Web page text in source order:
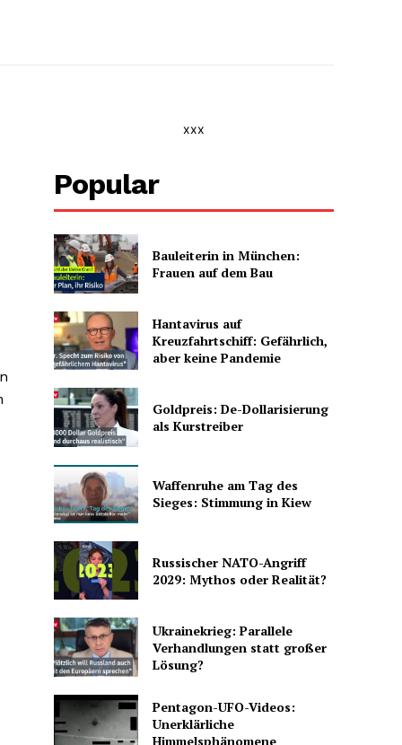
xxx
Popular
Bauleiterin in München:
Frauen auf dem Bau
Hantavirus auf
Kreuzfahrtschiff: Gefährlich,
aber keine Pandemie
Goldpreis: De-Dollarisierung
als Kurstreiber
Waffenruhe am Tag des
Sieges: Stimmung in Kiew
Russischer NATO-Angriff
2029: Mythos oder Realität?
Ukrainekrieg: Parallele
Verhandlungen statt großer
Lösung?
Pentagon-UFO-Videos:
Unerklärliche
Himmelsphänomene